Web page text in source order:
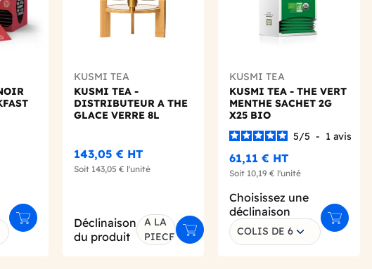
Ajouter au panier
KUSMI TEA
KUSMI TEA -
DISTRIBUTEUR A THE
GLACE VERRE 8L
143,05 € HT
Soit 143,05 € l'unité
Déclinaison
du produit
A LA
PIECE
Ajouter au panier
KUSMI TEA
KUSMI TEA - THE VERT
MENTHE SACHET 2G
X25 BIO
5/5 - 1avis
61,11 € HT
Soit 10,19 € l'unité
Choisissez une
déclinaison
COLIS DE 6
Ajouter